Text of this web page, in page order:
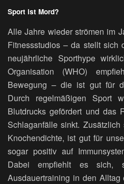
Sport ist Mord?
Alle Jahre wieder strömen im
Fitnessstudios – da stellt sich
neujährliche Sporthype
Organisation (WHO)
Bewegung – die ist gut für
Durch regelmäßigen Sport
Blutdrucks gefördert und das
Schlaganfälle sinkt.
Knochendichte, ist gut für
sogar positiv auf
Dabei empfiehlt es sich,
Ausdauertraining in den Alltag